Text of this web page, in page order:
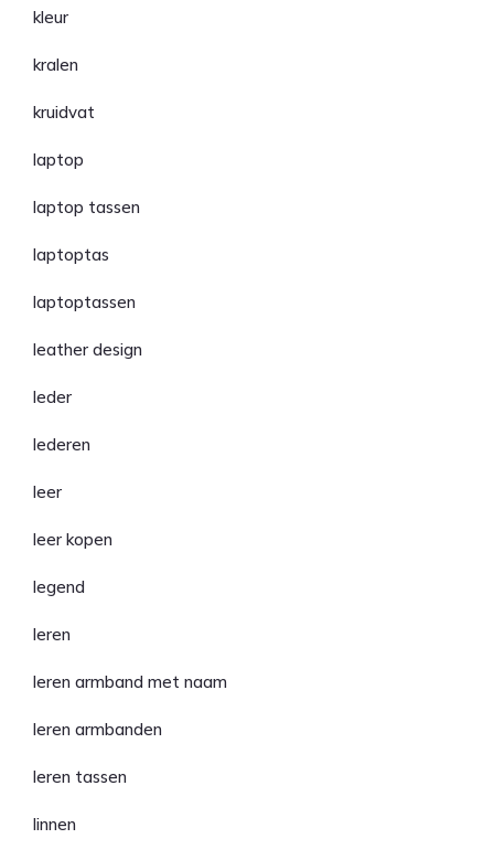
kleur
kralen
kruidvat
laptop
laptop tassen
laptoptas
laptoptassen
leather design
leder
lederen
leer
leer kopen
legend
leren
leren armband met naam
leren armbanden
leren tassen
linnen